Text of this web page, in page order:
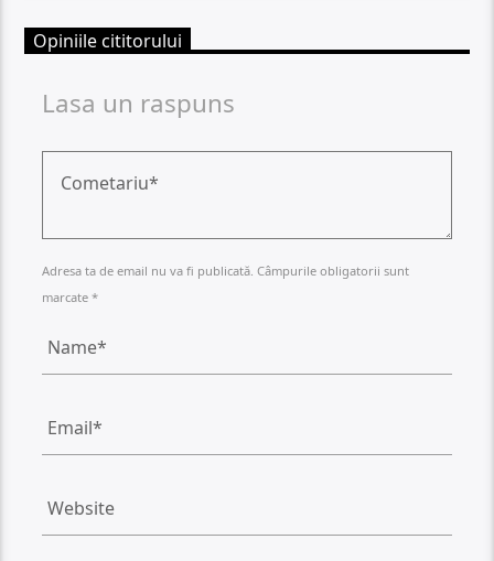
Opiniile cititorului
Lasa un raspuns
Adresa ta de email nu va fi publicată. Câmpurile obligatorii sunt
marcate *